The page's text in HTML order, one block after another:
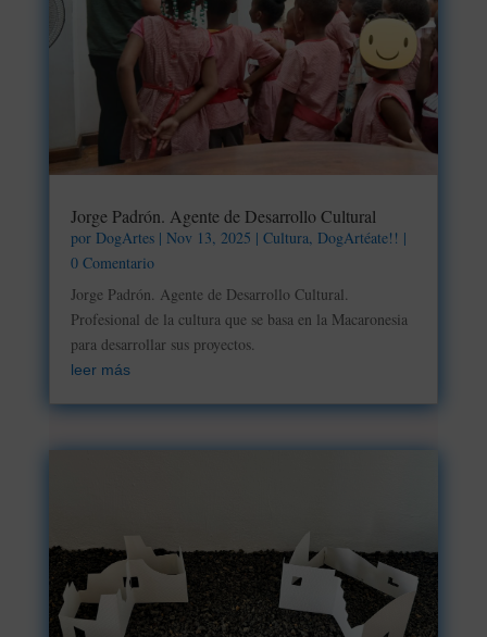
Jorge Padrón. Agente de Desarrollo Cultural
por DogArtes| Nov 13, 2025 | Cultura, DogArtéate!! |
0 Comentario
Jorge Padrón. Agente de Desarrollo Cultural.
Profesional de la cultura que se basa en la Macaronesia
para desarrollar sus proyectos.
leer más